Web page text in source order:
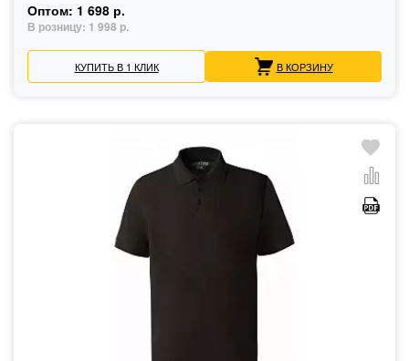
Оптом: 1 698 р.
В розницу: 1 998 р.
КУПИТЬ В 1 КЛИК В КОРЗИНУ